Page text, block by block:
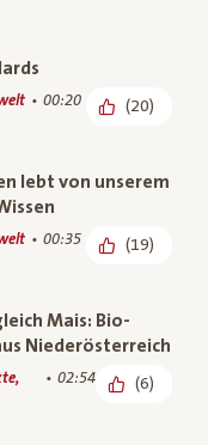
00:20 (20)
lebt von unserem
00:35 (19)
Mais: Bio-
Niederösterreich
02:54 (6)